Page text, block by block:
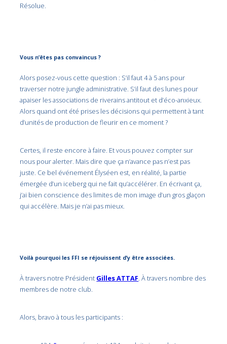
Résolue.
Vous n’êtes pas convaincus ?
Alors posez-vous cette question : S’il faut 4 à 5 ans pour
traverser notre jungle administrative. S’il faut des lunes pour
apaiser les associations de riverains antitout et d’éco-anxieux.
Alors quand ont été prises les décisions qui permettent à tant
d’unités de production de fleurir en ce moment ?
Certes, il reste encore à faire. Et vous pouvez compter sur
nous pour alerter. Mais dire que ça n’avance pas n’est pas
juste. Ce bel événement Élyséen est, en réalité, la partie
émergée d’un iceberg qui ne fait qu’accélérer. En écrivant ça,
j’ai bien conscience des limites de mon image d’un gros glaçon
qui accélère. Mais je n’ai pas mieux.
Voilà pourquoi les FFI se réjouissent d’y être associées.
À travers notre Président Gilles ATTAF. À travers nombre des
membres de notre club.
Alors, bravo à tous les participants :